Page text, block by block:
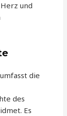
und
die
des
Es